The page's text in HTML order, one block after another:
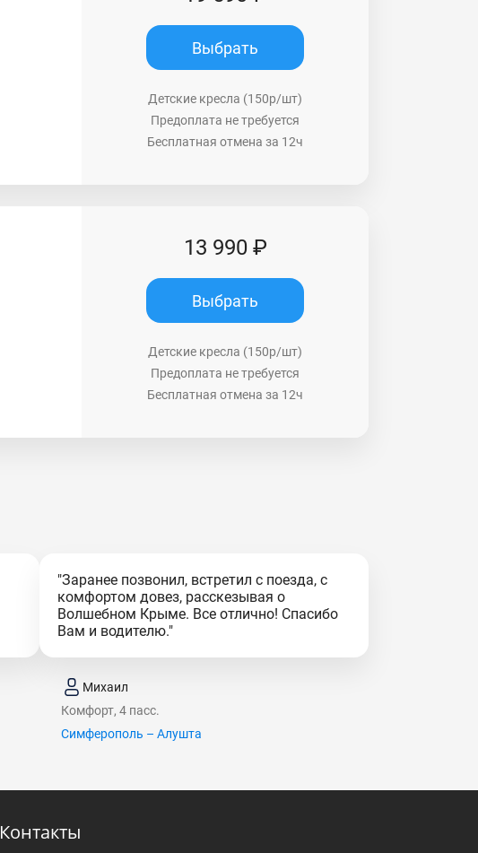
Выбрать
Детские кресла (150р/шт)
Предоплата не требуется
Бесплатная отмена за 12ч
13 990 ₽
Выбрать
Детские кресла (150р/шт)
Предоплата не требуется
Бесплатная отмена за 12ч
"Заранее позвонил, встретил с поезда, с
комфортом довез, расскезывая о
Волшебном Крыме. Все отлично! Спасибо
Вам и водителю."
Михаил
Комфорт, 4 пасс.
Симферополь – Алушта
Контакты